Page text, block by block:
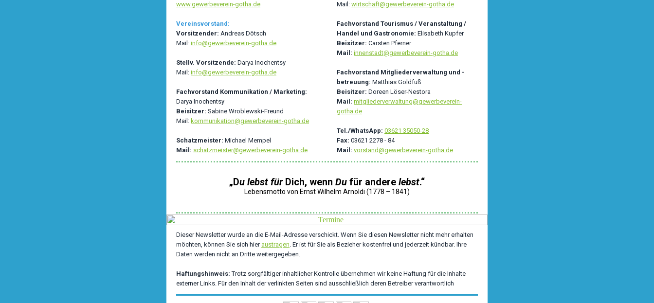
www.gewerbeverein-gotha.de
Vereinsvorstand:
Vorsitzender: Andreas Dötsch
Mail: info@gewerbeverein-gotha.de
Stellv. Vorsitzende: Darya Inochentsy
Mail: info@gewerbeverein-gotha.de
Fachvorstand Kommunikation / Marketing:
Darya Inochentsy
Beisitzer: Sabine Wroblewski-Freund
Mail: kommunikation@gewerbeverein-gotha.de
Schatzmeister: Michael Mempel
Mail: schatzmeister@gewerbeverein-gotha.de
Mail: wirtschaft@gewerbeverein-gotha.de
Fachvorstand Tourismus / Veranstaltung /
Handel und Gastronomie: Elisabeth Kupfer
Beisitzer: Carsten Pferner
Mail: innenstadt@gewerbeverein-gotha.de
Fachvorstand Mitgliederverwaltung und -
betreuung: Matthias Goldfuß
Beisitzer: Doreen Löser-Nestora
Mail: mitgliederverwaltung@gewerbeverein-
gotha.de
Tel./WhatsApp: 03621 35050-28
Fax: 03621 2278 - 84
Mail: vorstand@gewerbeverein-gotha.de
„Du lebst fürDich, wenn Du für andere lebst.“
Lebensmotto von Ernst Wilhelm Arnoldi (1778 – 1841)
Dieser Newsletter wurde an die E-Mail-Adresse verschickt. Wenn Sie diesen Newsletter nicht mehr erhalten
möchten, können Sie sich hier austragen. Er ist für Sie als Bezieher kostenfrei und jederzeit kündbar. Ihre
Daten werden nicht an Dritte weitergegeben.
Haftungshinweis: Trotz sorgfältiger inhaltlicher Kontrolle übernehmen wir keine Haftung für die Inhalte
externer Links. Für den Inhalt der verlinkten Seiten sind ausschließlich deren Betreiber verantwortlich